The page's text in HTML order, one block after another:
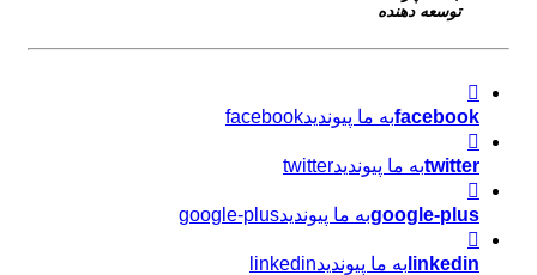
توسعه دهنده
facebookبه ما پیوندیدfacebook
twitterبه ما پیوندیدtwitter
google-plusبه ما پیوندیدgoogle-plus
linkedin به ما پیوندیدlinkedin